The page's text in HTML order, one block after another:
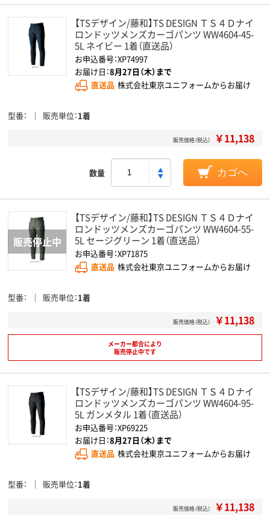
【TSデザイン/藤和】TS DESIGN ＴＳ４Ｄナイ
ロンドッツメンズカーゴパンツ WW4604-45-
5L ネイビー 1着（直送品）
お申込番号：XP74997
お届け日：8月27日（木）まで
直送品 株式会社東京ユニフォームからお届け
型番 販売単位 1着
販売価格（税込） ￥11,138
数量 カゴへ
【TSデザイン/藤和】TS DESIGN ＴＳ４Ｄナイ
ロンドッツメンズカーゴパンツ WW4604-55-
5L セージグリーン 1着（直送品）
お申込番号：XP71875
直送品 株式会社東京ユニフォームからお届け
型番 販売単位 1着
販売価格（税込） ￥11,138
メーカー都合により
販売停止中です
【TSデザイン/藤和】TS DESIGN ＴＳ４Ｄナイ
ロンドッツメンズカーゴパンツ WW4604-95-
5L ガンメタル 1着（直送品）
お申込番号：XP69225
お届け日：8月27日（木）まで
直送品 株式会社東京ユニフォームからお届け
型番 販売単位 1着
販売価格（税込） ￥11,138